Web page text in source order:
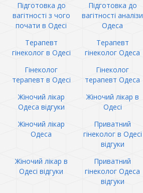
Підготовка до
вагітності з чого
почати в Одесі
Підготовка до
вагітності аналізи
Одеса
Терапевт
гінеколог в Одесі
Терапевт
гінеколог Одеса
Гінеколог
терапевт в Одесі
Гінеколог
терапевт Одеса
Жіночий лікар
Одеса відгуки
Жіночий лікар в
Одесі
Жіночий лікар
Одеса
Приватний
гінеколог в Одесі
відгуки
Жіночий лікар в
Одесі відгуки
Приватний
гінеколог Одеса
відгуки